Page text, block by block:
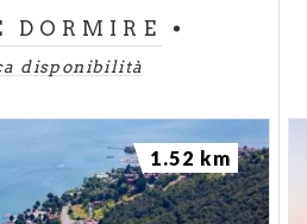
DORMIRE
disponibilità
1.52 km